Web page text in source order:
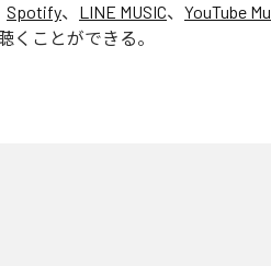
Spotify、 LINE MUSIC、 YouTube
くことができる。